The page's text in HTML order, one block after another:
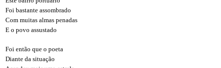
Foi bastante assombrado
Com muitas almas penadas
E o povo assustado
Foi então que o poeta
Diante da situação